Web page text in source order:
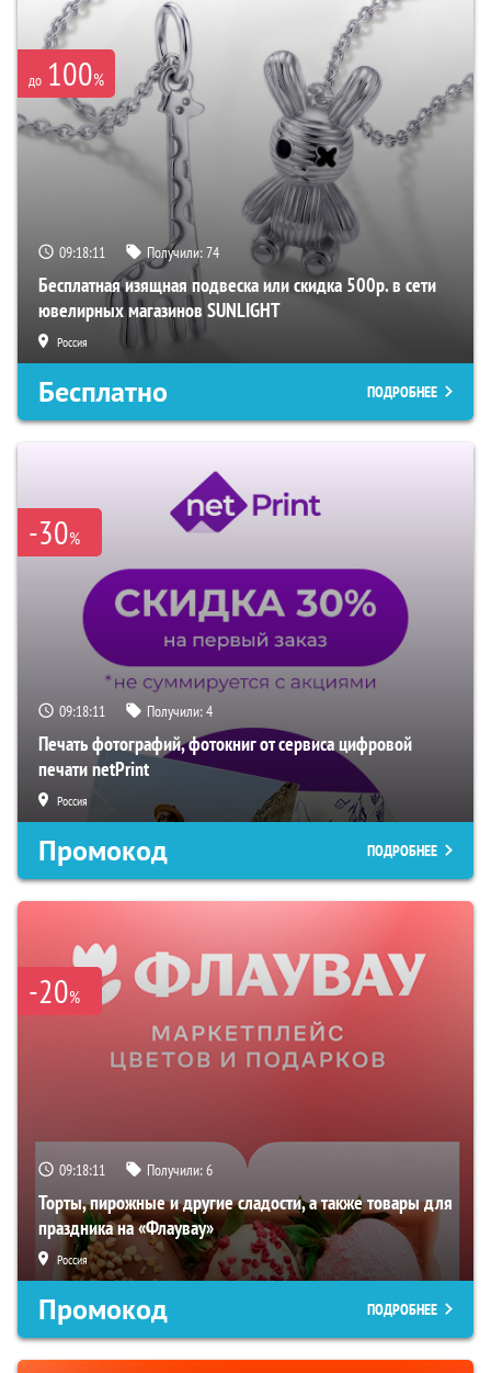
до 100%
09:18:10 Получили:74
Бесплатная изящная подвеска или скидка 500р. в сети
ювелирных магазинов SUNLIGHT
Россия
Бесплатно ПОДРОБНЕЕ
-30%
09:18:10 Получили:4
Печать фотографий, фотокниг от сервиса цифровой
печати netPrint
Россия
Промокод ПОДРОБНЕЕ
-20%
09:18:10 Получили:6
Торты, пирожные и другие сладости, а также товары для
праздника на «Флаувау»
Россия
Промокод ПОДРОБНЕЕ